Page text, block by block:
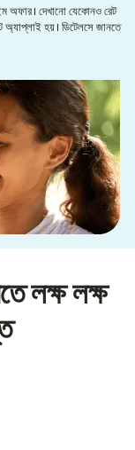
অফার। দেখানো যেকোনও রেট
অ্যাপ্লাই হয়। ডিটেলসে জানতে
খুলবে)
লক্ষ লক্ষ